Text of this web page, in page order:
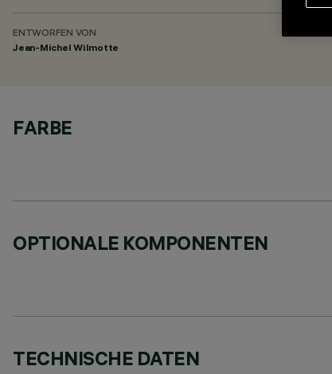
ENTWORFEN VON
Jean-Michel Wilmotte
FARBE
OPTIONALE KOMPONENTEN
TECHNISCHE DATEN